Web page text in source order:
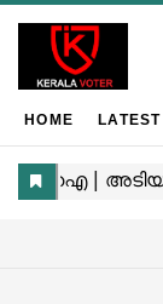
HOME LATEST